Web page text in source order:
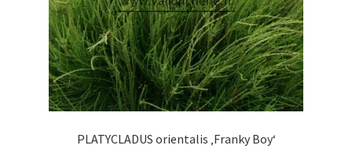
PLATYCLADUS orientalis ‚Franky Boy‘